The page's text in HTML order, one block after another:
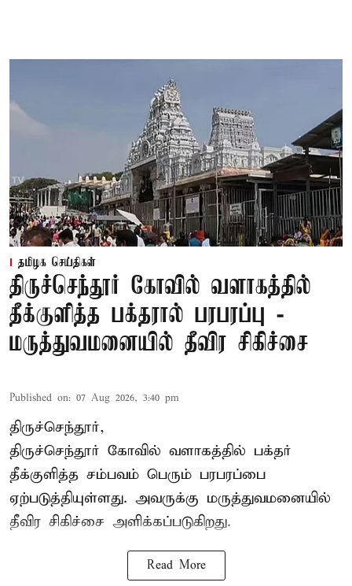
தமிழக செய்திகள்
திருச்செந்தூர் கோவில் வளாகத்தில்
தீக்குளித்த பக்தரால் பரபரப்பு -
மருத்துவமனையில் தீவிர சிகிச்சை
Published on: 07 Aug 2026, 3:40 pm
திருச்செந்தூர்,
திருச்செந்தூர் கோவில் வளாகத்தில் பக்தர்
தீக்குளித்த சம்பவம் பெரும் பரபரப்பை
ஏற்படுத்தியுள்ளது. அவருக்கு மருத்துவமனையில்
தீவிர சிகிச்சை அளிக்கப்படுகிறது.
Read More